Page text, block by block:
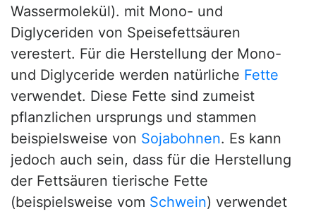
Wassermolekül). mit Mono- und
Diglyceriden von Speisefettsäuren
verestert. Für die Herstellung der Mono-
und Diglyceride werden natürliche Fette
verwendet. Diese Fette sind zumeist
pflanzlichen ursprungs und stammen
beispielsweise von Sojabohnen. Es kann
jedoch auch sein, dass für die Herstellung
der Fettsäuren tierische Fette
(beispielsweise vom Schwein) verwendet